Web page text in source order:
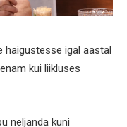
haigustesse igal aastal
kui liikluses
neljanda kuni